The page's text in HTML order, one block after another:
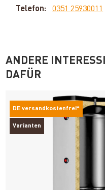
Telefon:
0351 25930011
ANDERE
DAFÜR
DE versandkostenfrei*
Varianten